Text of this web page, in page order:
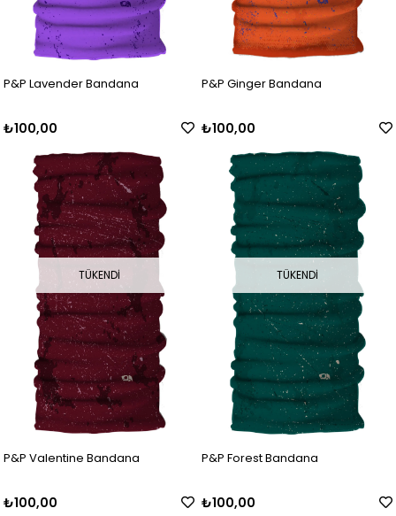
P&P Lavender Bandana
₺100,00
P&P Ginger Bandana
₺100,00
TÜKENDI
P&P Valentine Bandana
₺100,00
TÜKENDI
P&P Forest Bandana
₺100,00